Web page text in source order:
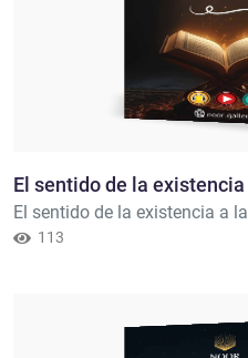
El sentido de la
El sentido de la existencia a
113